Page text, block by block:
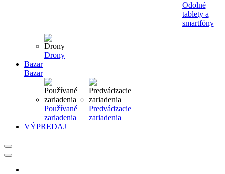
Odolné
tablety a
smartfóny
Drony
Bazar
Bazar
Používané
zariadenia
Predvádzacie
zariadenia
VÝPREDAJ